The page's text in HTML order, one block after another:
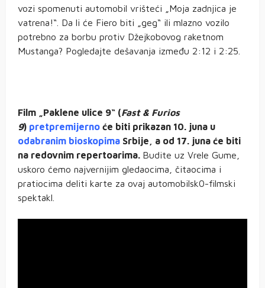
vozi spomenuti automobil vrišteći „Moja zadnjica je
vatrena!“. Da li će Fiero biti „geg“ ili mlazno vozilo
potrebno za borbu protiv Džejkobovog raketnom
Mustanga? Pogledajte dešavanja između 2:12 i 2:25.
Film „Paklene ulice 9“ (Fast & Furios
9) pretpremijerno će biti prikazan 10. juna u
odabranim bioskopima Srbije, a od 17. juna će biti
na redovnim repertoarima. Budite uz Vrele Gume,
uskoro ćemo najvernijim gledaocima, čitaocima i
pratiocima deliti karte za ovaj automobilsk0-filmski
spektakl.